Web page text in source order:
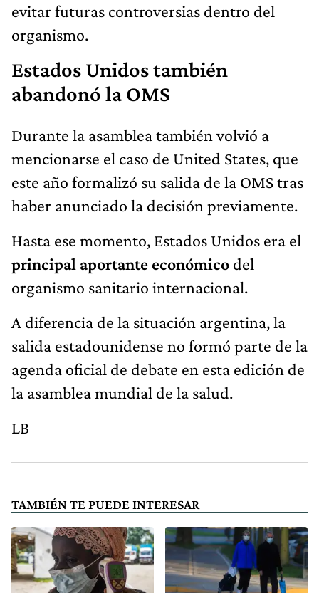
evitar futuras controversias dentro del
organismo.
Estados Unidos también
abandonó la OMS
Durante la asamblea también volvió a
mencionarse el caso de United States, que
este año formalizó su salida de la OMS tras
haber anunciado la decisión previamente.
Hasta ese momento, Estados Unidos era el
principal aportante económico del
organismo sanitario internacional.
A diferencia de la situación argentina, la
salida estadounidense no formó parte de la
agenda oficial de debate en esta edición de
la asamblea mundial de la salud.
LB
TAMBIÉN TE PUEDE INTERESAR